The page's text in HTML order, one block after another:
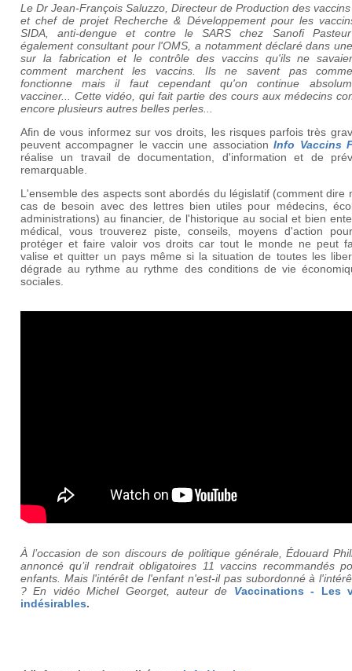
Le Dr Jean-François Saluzzo, Directeur de Production des
et chef de projet Recherche & Développement pour les
SIDA, anti-dengue et contre le SARS chez Sanofi
également consultant pour l'OMS, a notamment déclaré dans
sur la fabrication et le contrôle des vaccins qu'ils ne
comment marchent les vaccins. Ils ne savent pas
fonctionne mais il faut cependant qu'on continue
vacciner... Cette vidéo, qui fait partie des cours aux médecins
encore plusieurs autres belles perles...
Afin de vous informez sur vos droits, les risques parfois très
peuvent accompagner le vaccin une associationInfo Vaccins
réalise un travail de documentation, d'information et de
remarquable.
L'ensemble des aspects sont abordés du législatif (comment dire
cas de besoin avec des lettres bien utiles pour médecins,
administrations) au financier, de l'historique au social et bien
médical, vous trouverez piste, conseils, moyens d'action
protéger et faire valoir vos droits car tout le monde ne peut
valise et quitter un pays même si la situation de toutes les
dégrade au rythme au rythme des conditions de vie
sociales.
À l’occasion de son discours de politique générale, Édouard
annoncé qu’il rendrait obligatoires 11 vaccins recommandés
enfants. Mais l'intérêt de l'enfant n'est-il pas subordonné à
? En vidéo Michel Georget, auteur de Vaccinations - Les
indésirables.